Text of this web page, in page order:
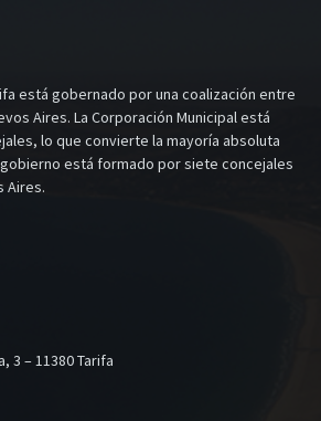
está gobernado por una coalización entre
Aires. La Corporación Municipal está
lo que convierte la mayoría absoluta
gobierno está formado por siete concejales
Aires.
3 – 11380 Tarifa